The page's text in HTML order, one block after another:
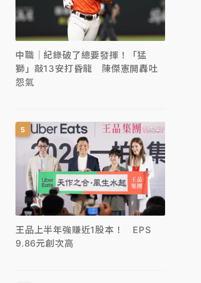
中職｜紀錄破了總要發揮！「猛
獅」敲13安打昏龍 陳傑憲開轟吐
怨氣
財經
王品上半年強賺近1股本！ EPS
9.86元創次高